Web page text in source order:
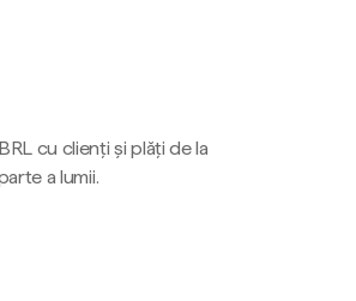
cu clienți și plăți de la
a lumii.